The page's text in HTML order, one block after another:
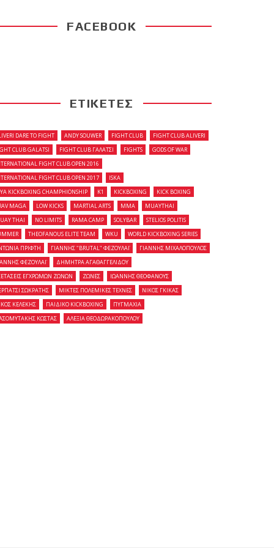
FACEBOOK
ΕΤΙΚΕΤΕΣ
DARE TO FIGHT ANDY SOUWER FIGHT CLUB
FIGHT CLUB ALIVERI
CLUB GALATSI
FIGHT CLUB ΓΑΛΑΤΣΙ FIGHTS
GODS OF WAR
FIGHT CLUB OPEN 2016
FIGHT CLUB OPEN 2017
ISKA
KICKBOXING CHAMPHIONSHIP
K1 KICKBOXING
KICK BOXING
MAGA
LOW KICKS MARTIAL ARTS MMA
MUAYTHAI
THAI
NO LIMITS RAMA CAMP SOLYBAR
STELIOS POLITIS
THEOFANOUS ELITE TEAM WKU
WORLD KICKBOXING SERIES
ΠΡΙΦΤΗ
ΓΙΑΝΝΗΣ "BRUTAL" ΦΕΖΟΥΛΑΪ
ΓΙΑΝΝΗΣ ΜΙΧΑΛΟΠΟΥΛΟΣ
ΦΕΖΟΥΛΑΪ
ΔΗΜΗΤΡΑ ΑΓΑΘΑΓΓΕΛΙΔΟΥ
ΕΓΧΡΩΜΩΝ ΖΩΝΩΝ
ΖΩΝΕΣ
ΙΩΑΝΝΗΣ ΘΕΟΦΑΝΟΥΣ
ΣΩΚΡΑΤΗΣ
ΜΙΚΤΕΣ ΠΟΛΕΜΙΚΕΣ ΤΕΧΝΕΣ
ΝΙΚΟΣ ΓΚΙΚΑΣ
ΚΕΛΕΚΗΣ
ΠΑΙΔΙΚΟ KICKBOXING
ΠΥΓΜΑΧΙΑ
ΚΩΣΤΑΣ
ΑΛΕΞΙΑ ΘΕΟΔΩΡΑΚΟΠΟΥΛΟΥ